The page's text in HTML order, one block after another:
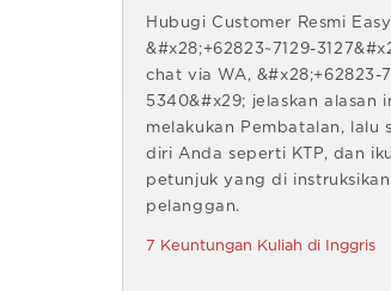
Hubugi Customer Resmi
&#x28;+62823~7129-
chat via WA, &#x28;+62823-
5340&#x29; jelaskan alasan
melakukan Pembatalan, lalu
diri Anda seperti KTP, dan
petunjuk yang di
pelanggan.
7 Keuntungan Kuliah di Inggris